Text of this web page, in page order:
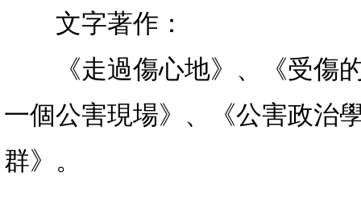
文字著作：
《走過傷心地》、《受傷的
一個公害現場》、《公害政治
群》。